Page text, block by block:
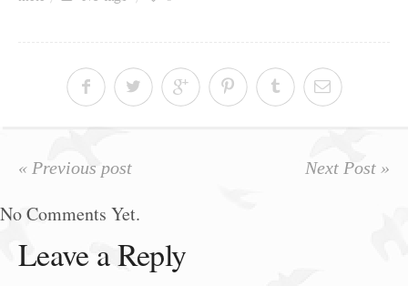
« Previous post Next Post »
No Comments Yet.
Leave a Reply